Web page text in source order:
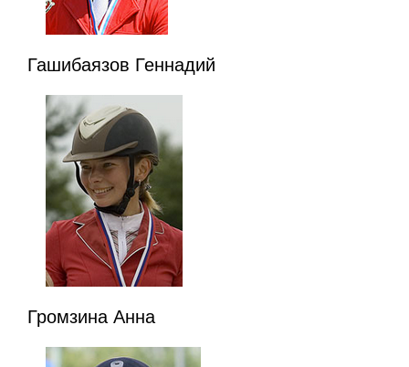
Гашибаязов Геннадий
Громзина Анна